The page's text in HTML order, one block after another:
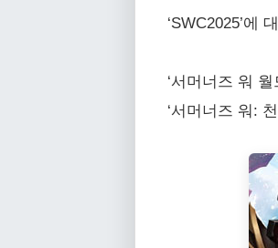
‘SWC2025’에
‘서머너즈 워
‘서머너즈 워: